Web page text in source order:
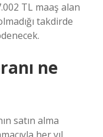
TL maaş alan
takdirde
ne
satın alma